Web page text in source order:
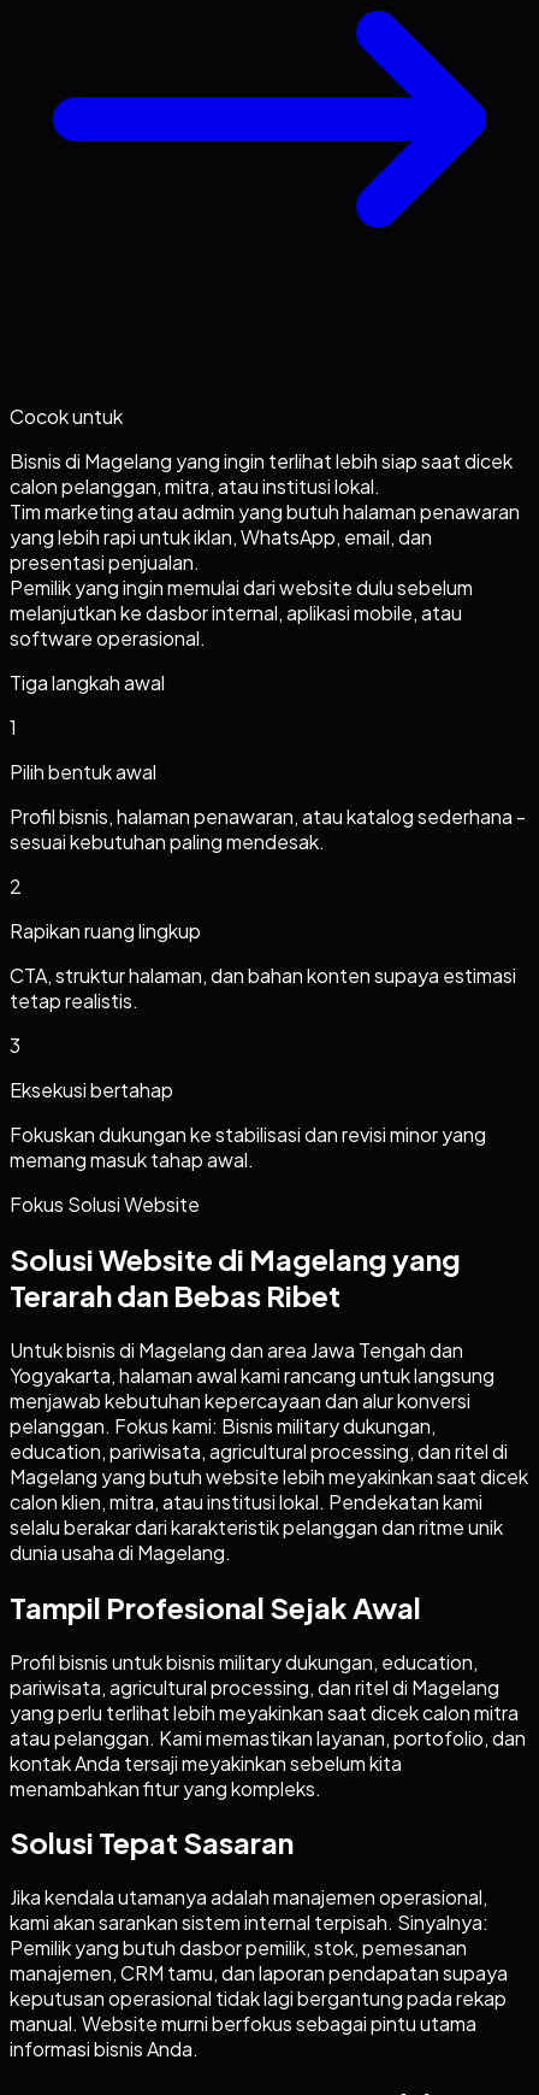
Cocok untuk
Bisnis di Magelang yang ingin terlihat lebih siap saat dicek
calon pelanggan, mitra, atau institusi lokal.
Tim marketing atau admin yang butuh halaman penawaran
yang lebih rapi untuk iklan, WhatsApp, email, dan
presentasi penjualan.
Pemilik yang ingin memulai dari website dulu sebelum
melanjutkan ke dasbor internal, aplikasi mobile, atau
software operasional.
Tiga langkah awal
1
Pilih bentuk awal
Profil bisnis, halaman penawaran, atau katalog sederhana -
sesuai kebutuhan paling mendesak.
2
Rapikan ruang lingkup
CTA, struktur halaman, dan bahan konten supaya estimasi
tetap realistis.
3
Eksekusi bertahap
Fokuskan dukungan ke stabilisasi dan revisi minor yang
memang masuk tahap awal.
Fokus Solusi Website
Solusi Website di Magelang yang
Terarah dan Bebas Ribet
Untuk bisnis di Magelang dan area Jawa Tengah dan
Yogyakarta, halaman awal kami rancang untuk langsung
menjawab kebutuhan kepercayaan dan alur konversi
pelanggan. Fokus kami: Bisnis military dukungan,
education, pariwisata, agricultural processing, dan ritel di
Magelang yang butuh website lebih meyakinkan saat dicek
calon klien, mitra, atau institusi lokal. Pendekatan kami
selalu berakar dari karakteristik pelanggan dan ritme unik
dunia usaha di Magelang.
Tampil Profesional Sejak Awal
Profil bisnis untuk bisnis military dukungan, education,
pariwisata, agricultural processing, dan ritel di Magelang
yang perlu terlihat lebih meyakinkan saat dicek calon mitra
atau pelanggan. Kami memastikan layanan, portofolio, dan
kontak Anda tersaji meyakinkan sebelum kita
menambahkan fitur yang kompleks.
Solusi Tepat Sasaran
Jika kendala utamanya adalah manajemen operasional,
kami akan sarankan sistem internal terpisah. Sinyalnya:
Pemilik yang butuh dasbor pemilik, stok, pemesanan
manajemen, CRM tamu, dan laporan pendapatan supaya
keputusan operasional tidak lagi bergantung pada rekap
manual. Website murni berfokus sebagai pintu utama
informasi bisnis Anda.